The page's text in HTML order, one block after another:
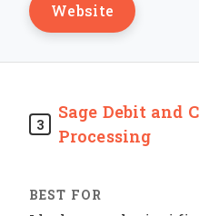
Website
3
Sage Debit and
Processing